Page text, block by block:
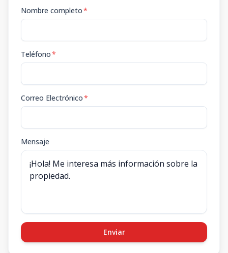
Nombre completo*
Teléfono*
Correo Electrónico*
Mensaje
Enviar